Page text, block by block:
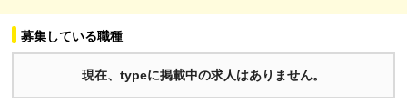
募集している職種
現在、typeに掲載中の求人はありません。